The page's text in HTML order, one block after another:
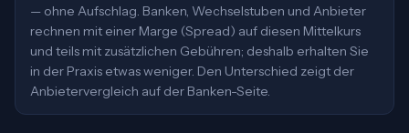
— ohne Aufschlag. Banken, Wechselstuben und Anbieter
rechnen mit einer Marge (Spread) auf diesen Mittelkurs
und teils mit zusätzlichen Gebühren; deshalb erhalten Sie
in der Praxis etwas weniger. Den Unterschied zeigt der
Anbietervergleich auf der Banken-Seite.